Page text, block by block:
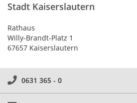
Stadt Kaiserslautern
Rathaus
Willy-Brandt-Platz 1
67657 Kaiserslautern
0631 365 - 0